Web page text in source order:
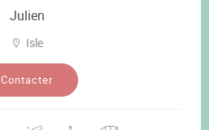
Julien
Isle
Contacter